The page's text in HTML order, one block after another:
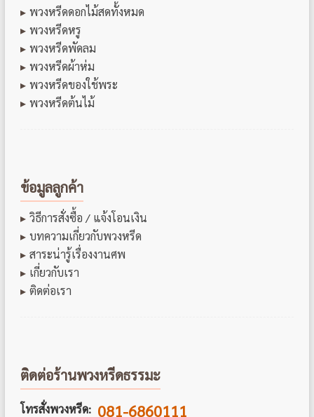
พวงหรีดดอกไม้สดทั้งหมด
พวงหรีดหรู
พวงหรีดพัดลม
พวงหรีดผ้าห่ม
พวงหรีดของใช้พระ
พวงหรีดต้นไม้
ข้อมูลลูกค้า
วิธีการสั่งซื้อ / แจ้งโอนเงิน
บทความเกี่ยวกับพวงหรีด
สาระน่ารู้เรื่องงานศพ
เกี่ยวกับเรา
ติดต่อเรา
ติดต่อร้านพวงหรีดธรรมะ
โทรสั่งพวงหรีด: 081-6860111